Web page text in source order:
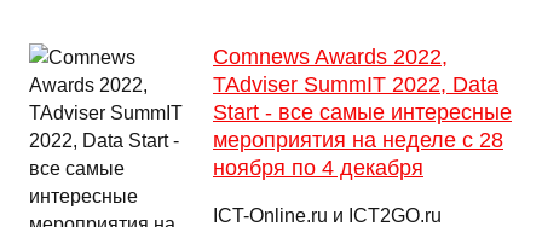
Comnews Awards 2022,
TAdviser SummIT 2022, Data
Start - все самые интересные
мероприятия на неделе с 28
ноября по 4 декабря
ICT-Online.ru и ICT2GO.ru